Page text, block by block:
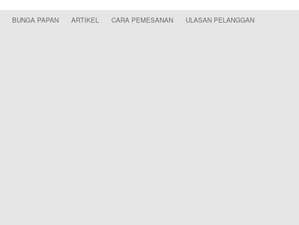
BUNGA PAPAN ARTIKEL CARA PEMESANAN ULASAN PELANGGAN